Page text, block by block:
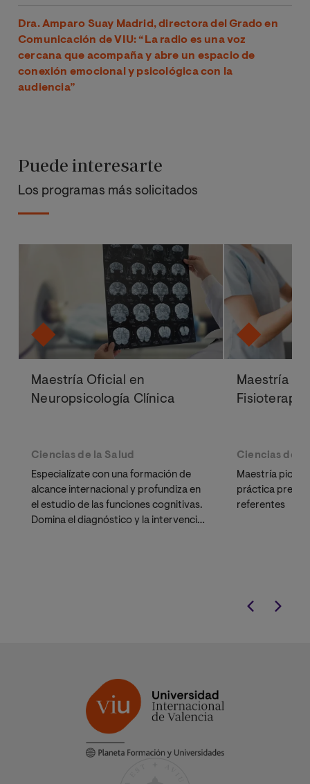
Dra. Amparo Suay Madrid, directora del Grado en
Comunicación de VIU: “La radio es una voz
cercana que acompaña y abre un espacio de
conexión emocional y psicológica con la
audiencia”
Puede interesarte
Los programas más solicitados
Maestría Oficial en
Neuropsicología Clínica
Ciencias de la Salud
Especialízate con una formación de
alcance internacional y profundiza en
el estudio de las funciones cognitivas.
Domina el diagnóstico y la intervención
Maestría
Ciencias de
Maestría
práctica
referentes